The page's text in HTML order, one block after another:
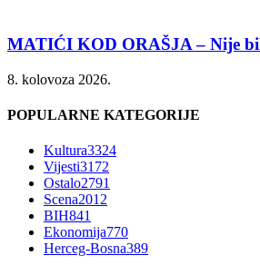
MATIĆI KOD ORAŠJA – Nije
8. kolovoza 2026.
POPULARNE KATEGORIJE
Kultura3324
Vijesti3172
Ostalo2791
Scena2012
BIH841
Ekonomija770
Herceg-Bosna389